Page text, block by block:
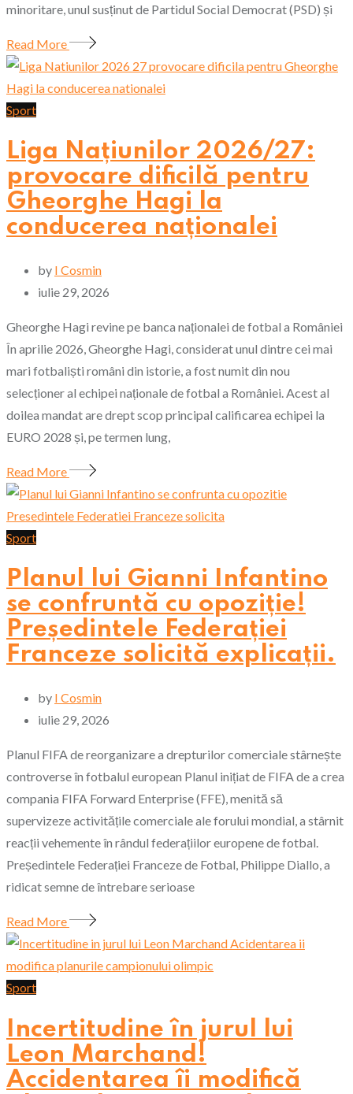
minoritare, unul susținut de Partidul Social Democrat (PSD) și
Read More
Sport
Liga Națiunilor 2026/27:
provocare dificilă pentru
Gheorghe Hagi la
conducerea naționalei
by I Cosmin
iulie 29, 2026
Gheorghe Hagi revine pe banca naționalei de fotbal a României
În aprilie 2026, Gheorghe Hagi, considerat unul dintre cei mai
mari fotbaliști români din istorie, a fost numit din nou
selecționer al echipei naționale de fotbal a României. Acest al
doilea mandat are drept scop principal calificarea echipei la
EURO 2028 și, pe termen lung,
Read More
Sport
Planul lui Gianni Infantino
se confruntă cu opoziție!
Președintele Federației
Franceze solicită explicații.
by I Cosmin
iulie 29, 2026
Planul FIFA de reorganizare a drepturilor comerciale stârnește
controverse în fotbalul european Planul inițiat de FIFA de a crea
compania FIFA Forward Enterprise (FFE), menită să
supervizeze activitățile comerciale ale forului mondial, a stârnit
reacții vehemente în rândul federațiilor europene de fotbal.
Președintele Federației Franceze de Fotbal, Philippe Diallo, a
ridicat semne de întrebare serioase
Read More
Sport
Incertitudine în jurul lui
Leon Marchand!
Accidentarea îi modifică